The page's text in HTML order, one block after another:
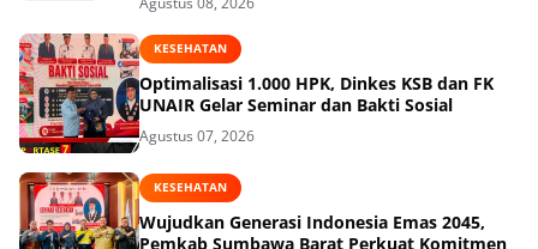
KESEHATAN
Optimalisasi 1.000 HPK, Dinkes KSB dan FK
UNAIR Gelar Seminar dan Bakti Sosial
Agustus 07, 2026
KESEHATAN
Wujudkan Generasi Indonesia Emas 2045,
Pemkab Sumbawa Barat Perkuat Komitmen